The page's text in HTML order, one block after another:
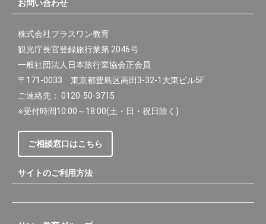
お問い合わせ
株式会社プラスワン教育
観光庁長官登録旅行業第 2046号
一般社団法人日本旅行業協会正会員
〒171-0033 東京都豊島区高田3-32-1大東ビル5F
ご連絡先： 0120-50-3715
※受付時間10:00～18:00(土・日・祝日除く)
ご相談窓口はこちら
サイトのご利用方法